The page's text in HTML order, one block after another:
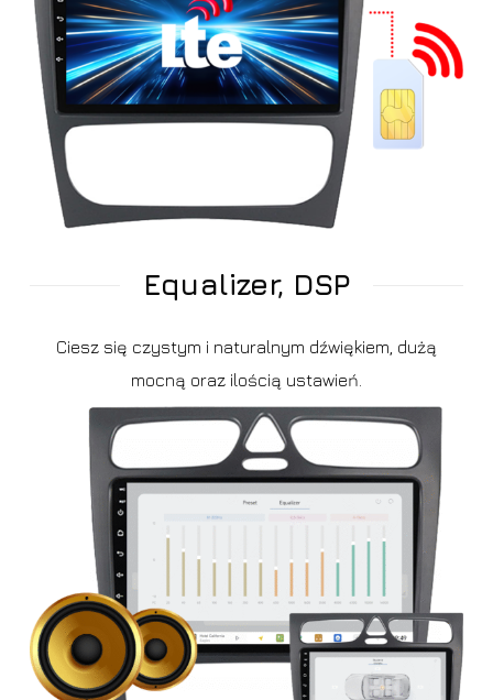
Equalizer, DSP
Ciesz się czystym i naturalnym dźwiękiem, dużą
mocną oraz ilością ustawień.